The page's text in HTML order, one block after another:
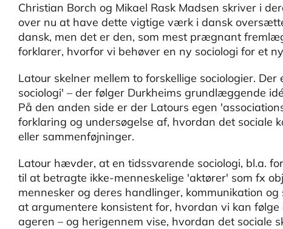
Christian Borch og Mikael Rask Madsen skriver i
over nu at have dette vigtige værk i dansk
dansk, men det er den, som mest prægnant
forklarer, hvorfor vi behøver en ny sociologi for et
Latour skelner mellem to forskellige sociologier.
sociologi' – der følger Durkheims grundlæggende
På den anden side er der Latours egen
forklaring og undersøgelse af, hvordan det sociale
eller sammenføjninger.
Latour hævder, at en tidssvarende sociologi, bl.a.
til at betragte ikke-menneskelige 'aktører' som fx
mennesker og deres handlinger, kommunikation
at argumentere konsistent for, hvordan vi kan
ageren – og herigennem vise, hvordan det sociale